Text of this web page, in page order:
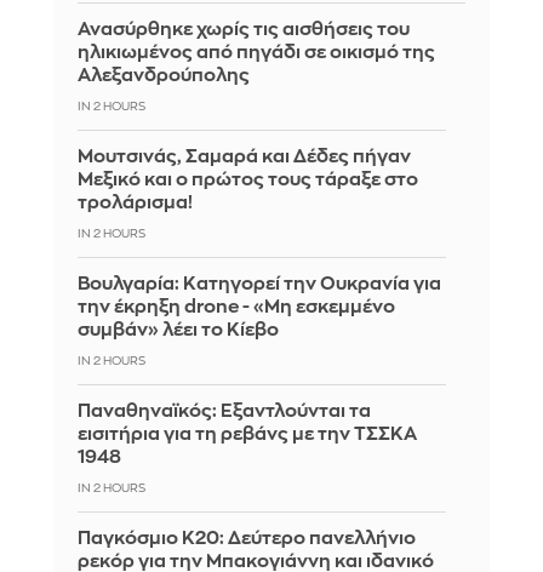
Ανασύρθηκε χωρίς τις αισθήσεις του
ηλικιωμένος από πηγάδι σε οικισμό της
Αλεξανδρούπολης
IN 2 HOURS
Μουτσινάς, Σαμαρά και Δέδες πήγαν
Μεξικό και ο πρώτος τους τάραξε στο
τρολάρισμα!
IN 2 HOURS
Βουλγαρία: Κατηγορεί την Ουκρανία για
την έκρηξη drone - «Μη εσκεμμένο
συμβάν» λέει το Κίεβο
IN 2 HOURS
Παναθηναϊκός: Εξαντλούνται τα
εισιτήρια για τη ρεβάνς με την ΤΣΣΚΑ
1948
IN 2 HOURS
Παγκόσμιο Κ20: Δεύτερο πανελλήνιο
ρεκόρ για την Μπακογιάννη και ιδανικό